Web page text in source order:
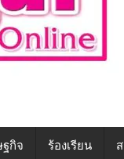
ฐกิจ ร้องเรียน